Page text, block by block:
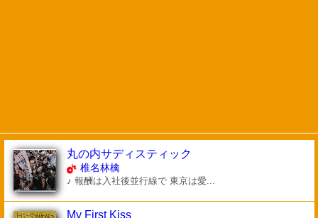
丸の内サディスティック
椎名林檎
♪ 報酬は入社後並行線で 東京は愛...
My First Kiss